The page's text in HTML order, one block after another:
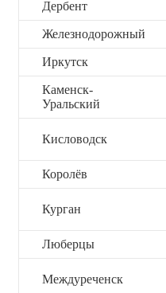
Дербент
Железнодорожный
Иркутск
Каменск-
Уральский
Кисловодск
Королёв
Курган
Люберцы
Междуреченск